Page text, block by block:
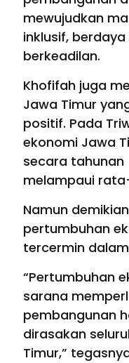
mewujudkan
inklusif,
berkeadilan.
Khofifah juga
Jawa Timur
positif. Pada
ekonomi Jawa
secara
melampaui
Namun
pertumbuhan
tercermin
“Pertumbuhan
sarana
pembangunan
dirasakan
Timur,”